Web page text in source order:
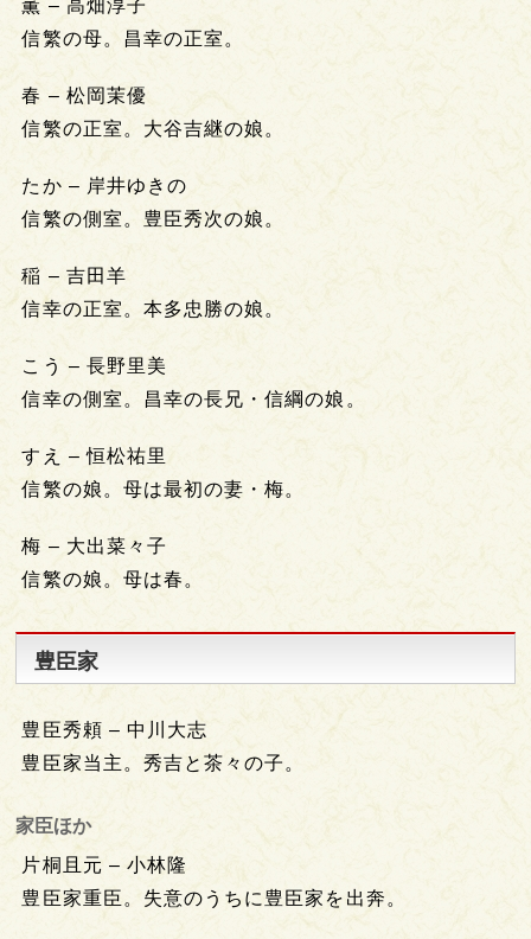
薫 – 高畑淳子
信繁の母。昌幸の正室。
春 – 松岡茉優
信繁の正室。大谷吉継の娘。
たか – 岸井ゆきの
信繁の側室。豊臣秀次の娘。
稲 – 吉田羊
信幸の正室。本多忠勝の娘。
こう – 長野里美
信幸の側室。昌幸の長兄・信綱の娘。
すえ – 恒松祐里
信繁の娘。母は最初の妻・梅。
梅 – 大出菜々子
信繁の娘。母は春。
豊臣家
豊臣秀頼 – 中川大志
豊臣家当主。秀吉と茶々の子。
家臣ほか
片桐且元 – 小林隆
豊臣家重臣。失意のうちに豊臣家を出奔。